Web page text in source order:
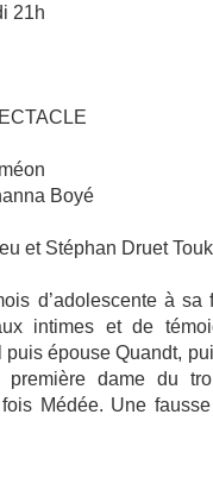
21h
Boyé
et Stéphan Druet
d’adolescente à
intimes et de
puis épouse Quandt,
première dame du
Médée. Une